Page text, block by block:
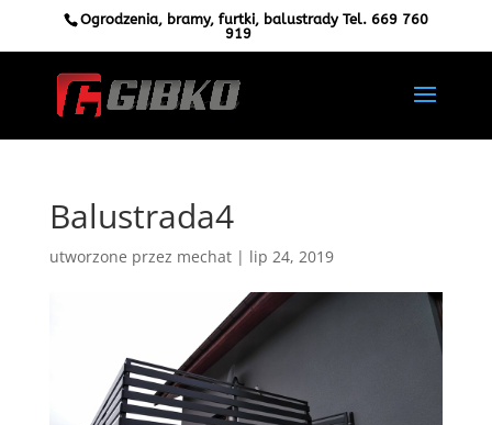
Ogrodzenia, bramy, furtki, balustrady Tel. 669 760
919
Balustrada4
utworzone przez mechat| lip 24, 2019